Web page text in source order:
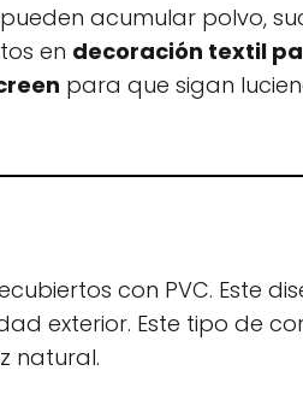
pueden acumular polvo,
en decoración textil
para que sigan
con PVC. Este
exterior. Este tipo de
natural.